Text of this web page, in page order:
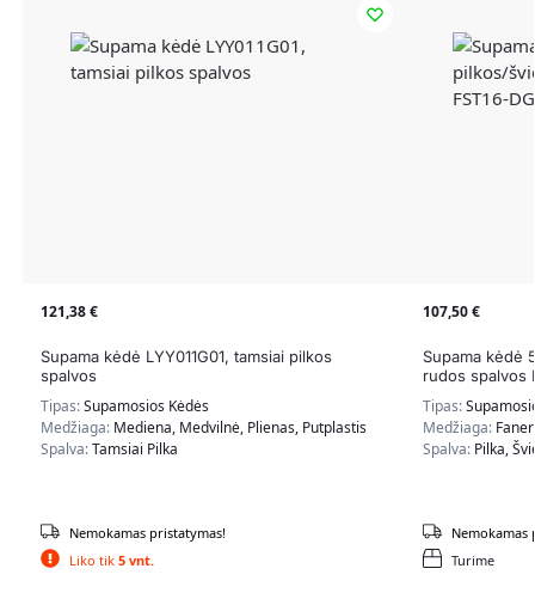
121,38€
Supama kėdė LYY011G01, tamsiai pilkos
spalvos
Tipas:Supamosios Kėdės
Medžiaga: Mediena, Medvilnė, Plienas, Putplastis
Spalva:Tamsiai Pilka
Liko tik 5 vnt.
Nemokamas pristatymas!
107,50€
Supama kėdė
rudos spalvos
Tipas:
Medžiaga:
Spalva: Pilka,
Turime
Nemokamas